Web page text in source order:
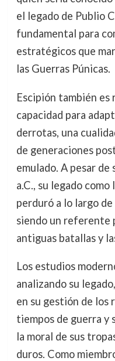
el legado de Publio
fundamental para
estratégicos que
las Guerras Púnicas.
Escipión también es
capacidad para
derrotas, una
de generaciones
emulado. A pesar
a.C., su legado
perduró a lo largo
siendo un referente
antiguas batallas y
Los estudios
analizando su
en su gestión de los
tiempos de guerra y
la moral de sus
duros. Como